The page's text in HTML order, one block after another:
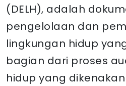
(DELH), adalah
pengelolaan dan
lingkungan hidup
bagian dari proses
hidup yang